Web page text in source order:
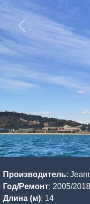
Previous
Производитель:
Год/Ремонт: 2005/2018
Длина (м): 14